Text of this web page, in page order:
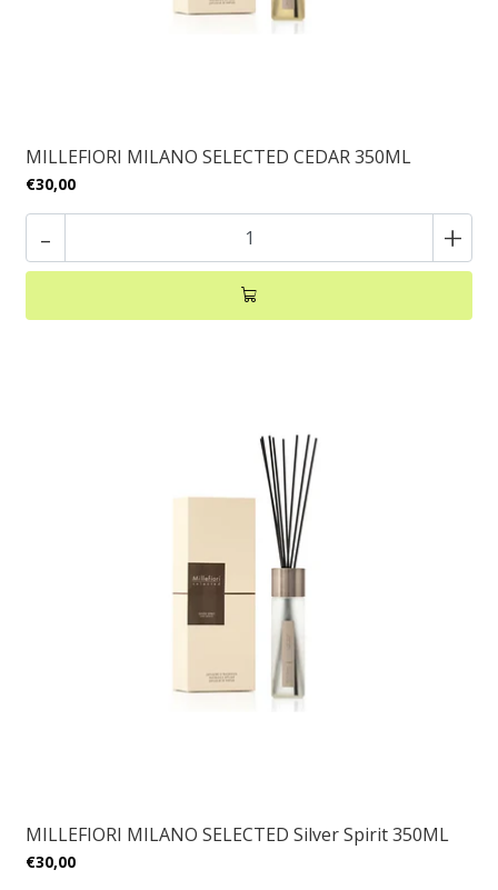
MILLEFIORI MILANO SELECTED CEDAR 350ML
€30,00
- +
MILLEFIORI MILANO SELECTED Silver Spirit 350ML
€30,00